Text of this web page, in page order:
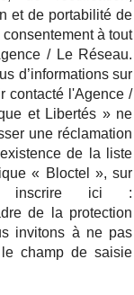
et de portabilité de
à tout
/ Le Réseau.
d’informations sur
contacté l'Agence /
et Libertés » ne
une réclamation
de la liste
« Bloctel », sur
inscrire ici :
de la protection
invitons à ne pas
champ de saisie